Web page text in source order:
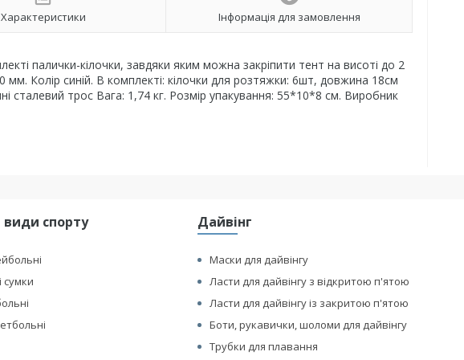
Характеристики Інформація для замовлення
палички-кілочки, завдяки яким можна закріпити тент на висоті до 2
Колір синій. В комплекті: кілочки для розтяжки: 6шт, довжина 18см
трос Вага: 1,74 кг. Розмір упакування: 55*10*8 см. Виробник
види спорту
сумки
Дайвінг
Маски для дайвінгу
Ласти для дайвінгу з відкритою п'ятою
Ласти для дайвінгу із закритою п'ятою
Боти, рукавички, шоломи для дайвінгу
Трубки для плавання